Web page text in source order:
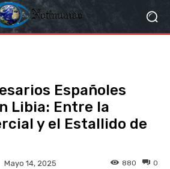
Españoles
Libia: Entre la
y el Estallido de
Mayo 14, 2025 0
880